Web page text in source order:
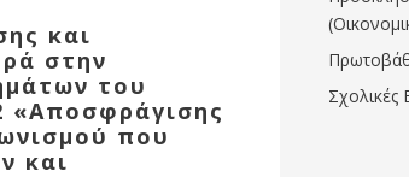
και
στην
του
«Αποσφράγισης
που
και
Σχολικές